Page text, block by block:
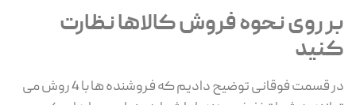
بر روی نحوه فروش کالاها نظارت
کنید
در قسمت فوقانی توضیح دادیم که فروشنده ها با 4 روش می